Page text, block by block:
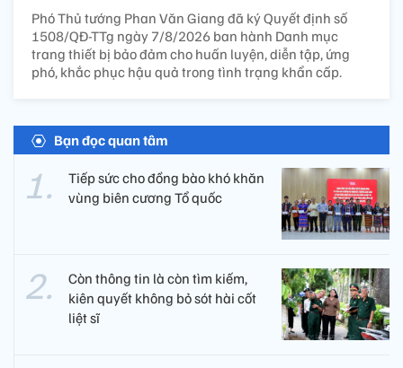
Phó Thủ tướng Phan Văn Giang đã ký Quyết định số
1508/QĐ-TTg ngày 7/8/2026 ban hành Danh mục
trang thiết bị bảo đảm cho huấn luyện, diễn tập, ứng
phó, khắc phục hậu quả trong tình trạng khẩn cấp.
Bạn đọc quan tâm
Tiếp sức cho đồng bào khó khăn
vùng biên cương Tổ quốc
Còn thông tin là còn tìm kiếm,
kiên quyết không bỏ sót hài cốt
liệt sĩ